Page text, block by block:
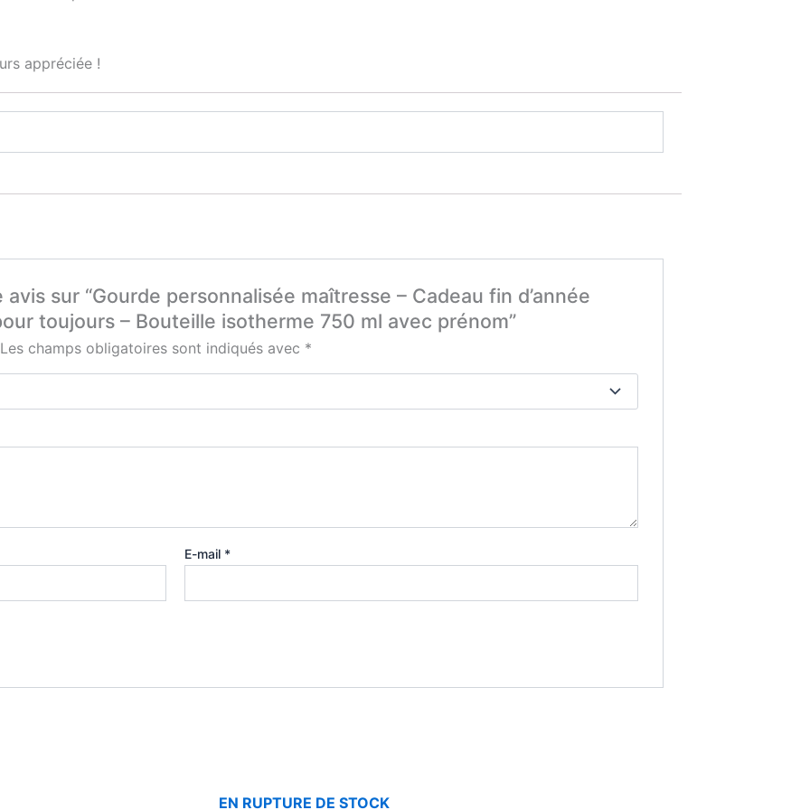
appréciée !
sur “Gourde personnalisée maîtresse – Cadeau fin d’année
toujours – Bouteille isotherme 750 ml avec prénom”
Les champs obligatoires sont indiqués avec *
E-mail *
EN RUPTURE DE STOCK